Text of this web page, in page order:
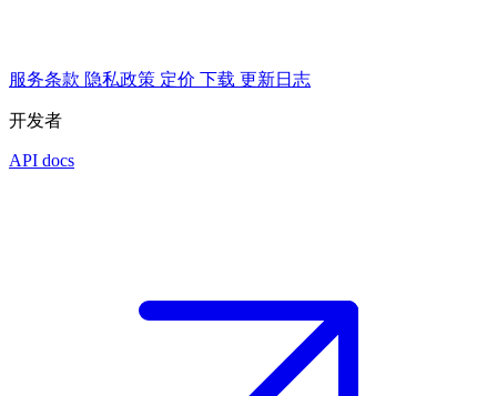
服务条款 隐私政策 定价 下载 更新日志
开发者
API docs